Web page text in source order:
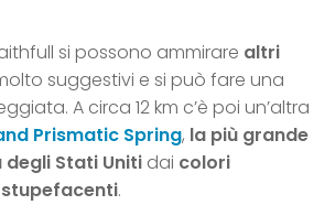
si possono ammirare altri
suggestivi e si può fare una
A circa 12 km c’è poi un’altra
Prismatic Spring, la più grande
Stati Uniti dai colori
stupefacenti.